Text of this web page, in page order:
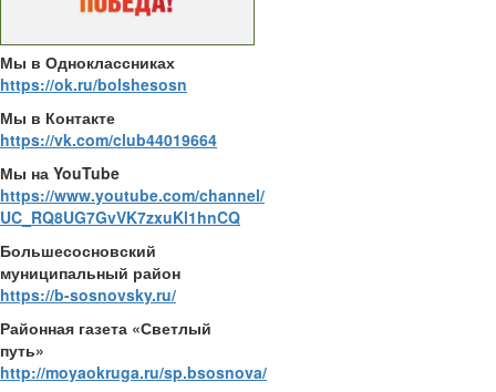
Мы в Одноклассниках
https://ok.ru/bolshesosn
Мы в Контакте
https://vk.com/club44019664
Мы на YouTube
https://www.youtube.com/channel/
UC_RQ8UG7GvVK7zxuKl1hnCQ
Большесосновский
муниципальный район
https://b-sosnovsky.ru/
Районная газета «Светлый
путь»
http://moyaokruga.ru/sp.bsosnova/